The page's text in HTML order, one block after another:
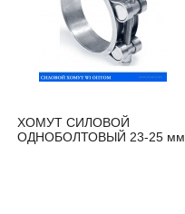
ХОМУТ СИЛОВОЙ
ОДНОБОЛТОВЫЙ 23-25 мм